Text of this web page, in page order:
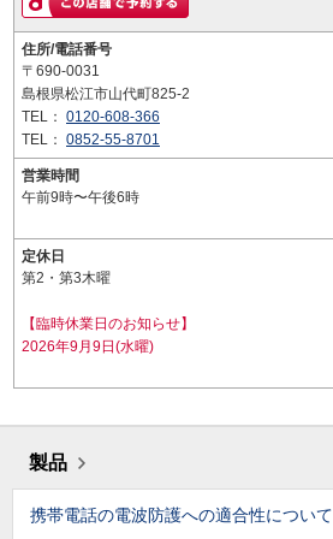
住所/電話番号
〒690-0031
島根県松江市山代町825-2
TEL： 0120-608-366
TEL： 0852-55-8701
営業時間
午前9時〜午後6時
定休日
第2・第3木曜
【臨時休業日のお知らせ】
2026年9月9日(水曜)
製品
携帯電話の電波防護への適合性について